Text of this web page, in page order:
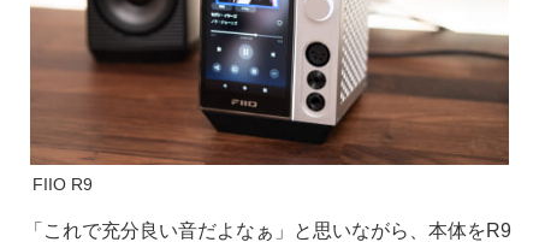
FIIO R9
「これで充分良い音だよなぁ」と思いながら、本体をR9